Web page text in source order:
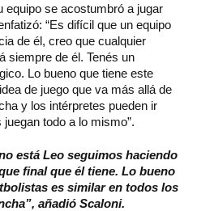
se acostumbró a jugar
“Es difícil que un equipo
de él, creo que cualquier
siempre de él. Tenés un
Lo bueno que tiene este
de juego que va más allá de
y los intérpretes pueden ir
todo a lo mismo”.
está Leo seguimos haciendo
final que él tiene. Lo bueno
es similar en todos los
añadió Scaloni.